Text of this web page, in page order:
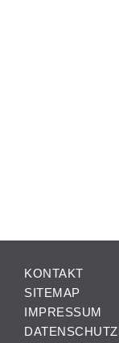
KONTAKT
SITEMAP
IMPRESSUM